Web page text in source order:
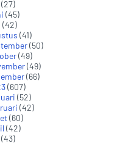
(27)
(45)
(42)
(41)
(50)
(49)
(49)
(66)
(607)
(52)
(42)
(60)
(42)
(43)